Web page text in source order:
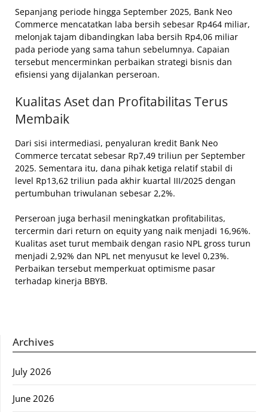
Sepanjang periode hingga September 2025, Bank Neo
Commerce mencatatkan laba bersih sebesar Rp464 miliar,
melonjak tajam dibandingkan laba bersih Rp4,06 miliar
pada periode yang sama tahun sebelumnya. Capaian
tersebut mencerminkan perbaikan strategi bisnis dan
efisiensi yang dijalankan perseroan.
Kualitas Aset dan Profitabilitas Terus
Membaik
Dari sisi intermediasi, penyaluran kredit Bank Neo
Commerce tercatat sebesar Rp7,49 triliun per September
2025. Sementara itu, dana pihak ketiga relatif stabil di
level Rp13,62 triliun pada akhir kuartal III/2025 dengan
pertumbuhan triwulanan sebesar 2,2%.
Perseroan juga berhasil meningkatkan profitabilitas,
tercermin dari return on equity yang naik menjadi 16,96%.
Kualitas aset turut membaik dengan rasio NPL gross turun
menjadi 2,92% dan NPL net menyusut ke level 0,23%.
Perbaikan tersebut memperkuat optimisme pasar
terhadap kinerja BBYB.
Archives
July 2026
June 2026